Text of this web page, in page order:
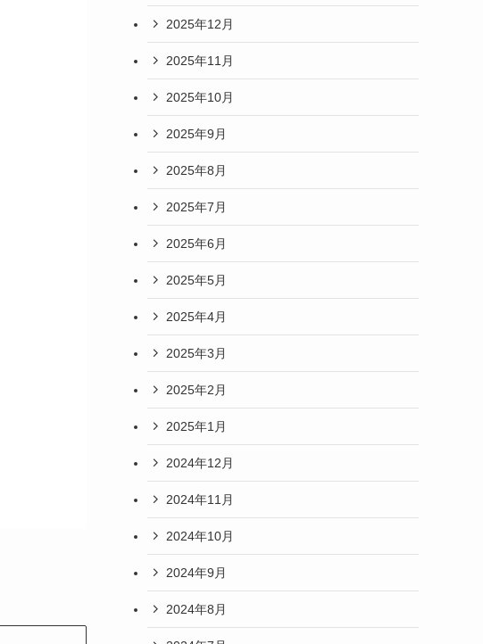
2025年12月
2025年11月
2025年10月
2025年9月
2025年8月
2025年7月
2025年6月
2025年5月
2025年4月
2025年3月
2025年2月
2025年1月
2024年12月
2024年11月
2024年10月
2024年9月
2024年8月